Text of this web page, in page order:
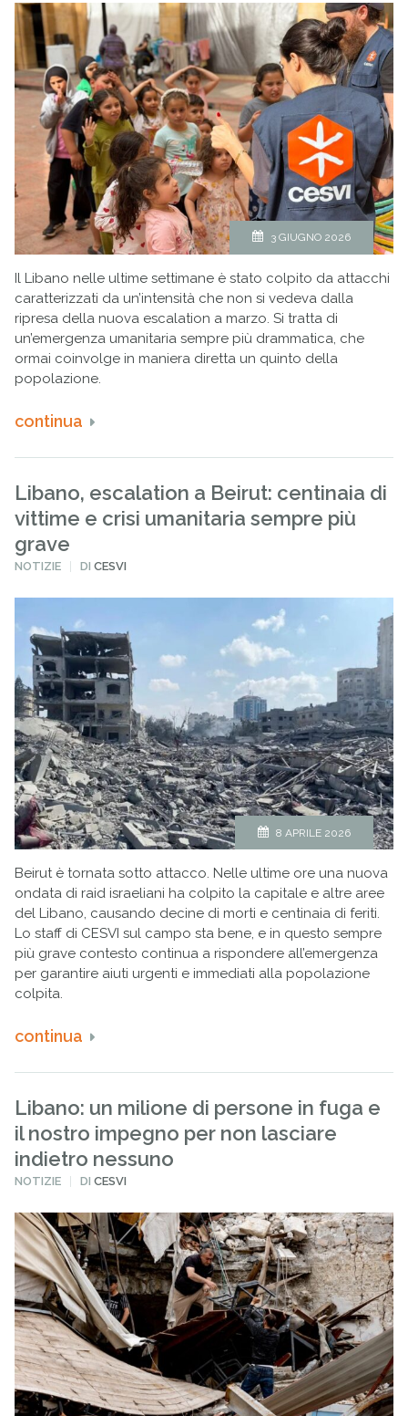
3 GIUGNO 2026
Il Libano nelle ultime settimane è stato colpito da attacchi
caratterizzati da un’intensità che non si vedeva dalla
ripresa della nuova escalation a marzo. Si tratta di
un’emergenza umanitaria sempre più drammatica, che
ormai coinvolge in maniera diretta un quinto della
popolazione.
continua
Libano, escalation a Beirut: centinaia di
vittime e crisi umanitaria sempre più
grave
PUBBLICATO
NOTIZIE DICESVI
8 APRILE 2026
Beirut è tornata sotto attacco. Nelle ultime ore una nuova
ondata di raid israeliani ha colpito la capitale e altre aree
del Libano, causando decine di morti e centinaia di feriti.
Lo staff di CESVI sul campo sta bene, e in questo sempre
più grave contesto continua a rispondere all’emergenza
per garantire aiuti urgenti e immediati alla popolazione
colpita.
continua
Libano: un milione di persone in fuga e
il nostro impegno per non lasciare
indietro nessuno
PUBBLICATO
NOTIZIE DICESVI